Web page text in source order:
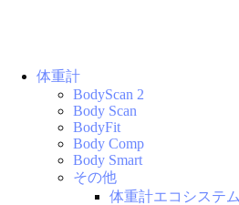
体重計
BodyScan 2
Body Scan
BodyFit
Body Comp
Body Smart
その他
体重計エコシステ